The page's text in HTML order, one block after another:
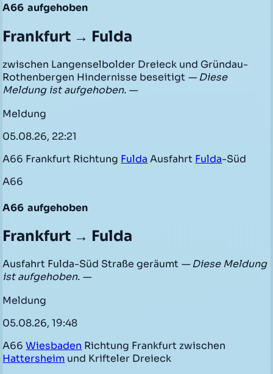
A66 aufgehoben
Frankfurt → Fulda
zwischen Langenselbolder Dreieck und Gründau-
Rothenbergen Hindernisse beseitigt — Diese
Meldung ist aufgehoben. —
Meldung
05.08.26, 22:21
A66 Frankfurt Richtung Fulda Ausfahrt Fulda-Süd
A66
A66 aufgehoben
Frankfurt → Fulda
Ausfahrt Fulda-Süd Straße geräumt — Diese Meldung
ist aufgehoben. —
Meldung
05.08.26, 19:48
A66Wiesbaden Richtung Frankfurt zwischen
Hattersheim und Krifteler Dreieck